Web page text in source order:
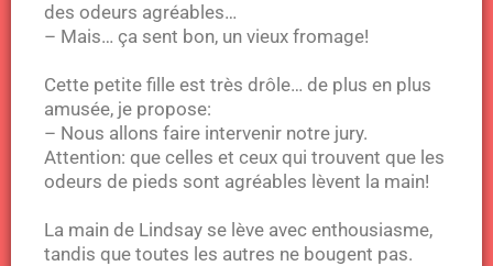
des odeurs agréables…
– Mais… ça sent bon, un vieux fromage!
Cette petite fille est très drôle… de plus en plus
amusée, je propose:
– Nous allons faire intervenir notre jury.
Attention: que celles et ceux qui trouvent que les
odeurs de pieds sont agréables lèvent la main!
La main de Lindsay se lève avec enthousiasme,
tandis que toutes les autres ne bougent pas.